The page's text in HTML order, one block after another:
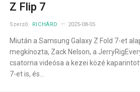
Z Flip 7
Szerző: RICHÁRD 2025-08-05
Miután a Samsung Galaxy Z Fold 7-et
megkínozta, Zack Nelson, a
csatorna videósa a kezei közé
7-et is, és…